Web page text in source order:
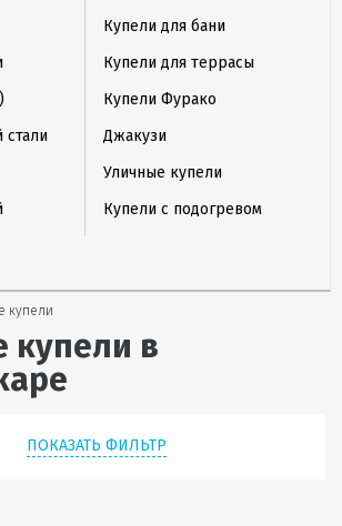
Купели для бани
Купели для террасы
Купели Фурако
Джакузи
Уличные купели
Купели с подогревом
купели
купели в
ПОКАЗАТЬ ФИЛЬТР